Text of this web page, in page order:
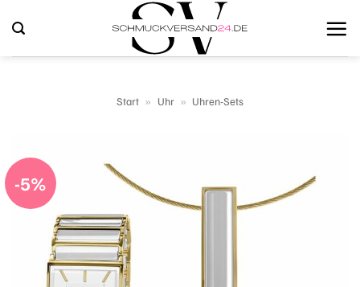
Inhalt
springen
Start » Uhr » Uhren-Sets
-5%